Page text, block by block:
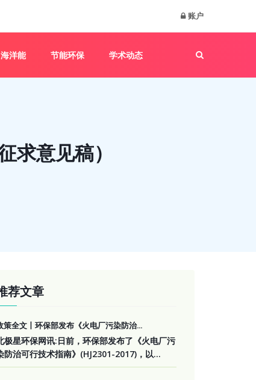
账户
海洋能 节能环保 学术动态
求意见稿）
荐文章
策全文丨环保部发布《火电厂污染防治...
极星环保网讯:日前，环保部发布了《火电厂污
防治可行技术指南》(HJ2301-2017)，以...